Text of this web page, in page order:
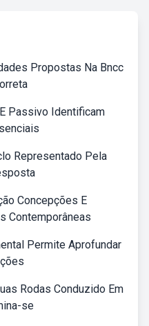
Propostas Na Bncc
Passivo Identificam
Representado Pela
Concepções E
Contemporâneas
Permite Aprofundar
Rodas Conduzido Em
se